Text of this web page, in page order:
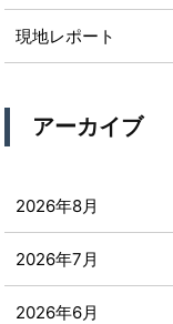
現地レポート
アーカイブ
2026年8月
2026年7月
2026年6月